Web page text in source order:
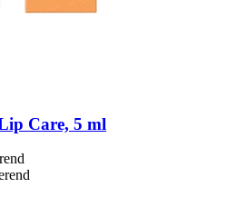
Care, 5 ml